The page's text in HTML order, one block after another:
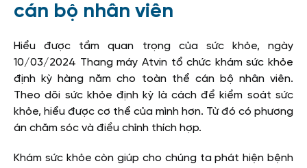
cán bộ nhân viên
Hiểu được tầm quan trọng của sức khỏe, ngày
10/03/2024 Thang máy Atvin tổ chức khám sức khỏe
định kỳ hàng năm cho toàn thể cán bộ nhân viên.
Theo dõi sức khỏe định kỳ là cách để kiểm soát sức
khỏe, hiểu được cơ thể của mình hơn. Từ đó có phương
án chăm sóc và điều chỉnh thích hợp.
Khám sức khỏe còn giúp cho chúng ta phát hiện bệnh